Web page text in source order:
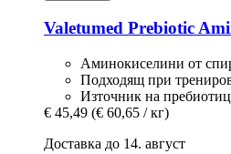
Valetumed Prebiotic
Аминокиселини от
Подходящ при
Източник на
€ 45,49 (€ 60,65 / кг)
Доставка до 14. август